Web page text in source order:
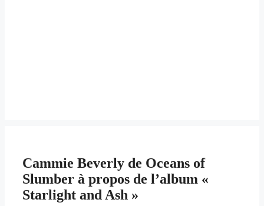
Cammie Beverly de Oceans of
Slumber à propos de l’album «
Starlight and Ash »